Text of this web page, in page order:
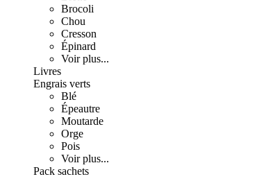
Brocoli
Chou
Cresson
Épinard
Voir plus...
Livres
Engrais verts
Blé
Épeautre
Moutarde
Orge
Pois
Voir plus...
Pack sachets